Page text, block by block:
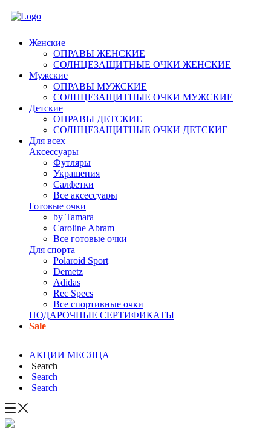
Женские
ОПРАВЫ ЖЕНСКИЕ
СОЛНЦЕЗАЩИТНЫЕ ОЧКИ ЖЕНСКИЕ
Мужские
ОПРАВЫ МУЖСКИЕ
СОЛНЦЕЗАЩИТНЫЕ ОЧКИ МУЖСКИЕ
Детские
ОПРАВЫ ДЕТСКИЕ
СОЛНЦЕЗАЩИТНЫЕ ОЧКИ ДЕТСКИЕ
Для всех
Аксессуары
Футляры
Украшения
Салфетки
Все аксессуары
Готовые очки
by Tamara
Caroline Abram
Все готовые очки
Для спорта
Polaroid Sport
Demetz
Adidas
Rec Specs
Все спортивные очки
ПОДАРОЧНЫЕ СЕРТИФИКАТЫ
Sale
АКЦИИ МЕСЯЦА
Search
Search
Search